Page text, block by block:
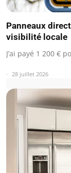
Panneaux
visibilité locale
J’ai payé 1 200 €
28 juillet 2026